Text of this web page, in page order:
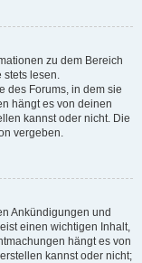
zu dem Bereich
stets lesen.
des Forums, in dem sie
hängt es von deinen
kannst oder nicht. Die
vergeben.
Ankündigungen und
einen wichtigen Inhalt,
hängt es von
kannst oder nicht;